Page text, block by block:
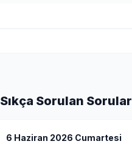
Sıkça Sorulan Sorular
6 Haziran 2026 Cumartesi